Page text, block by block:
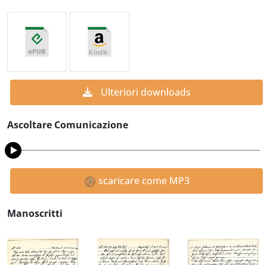
Ulteriori downloads
Ascoltare Comunicazione
scaricare come MP3
Manoscritti